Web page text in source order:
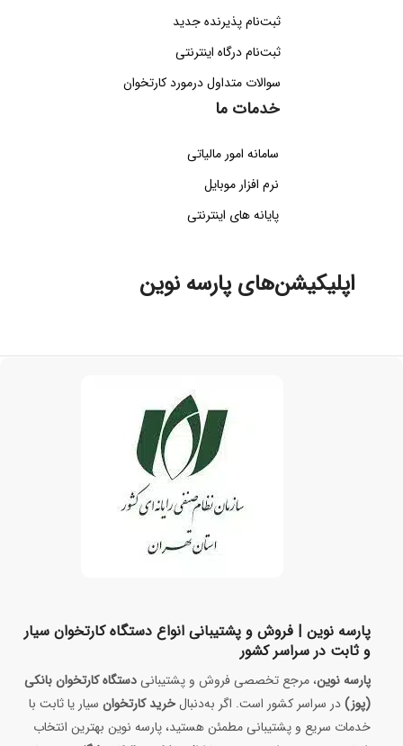
ثبت‌نام پذیرنده جدید
ثبت‌نام درگاه اینترنتی
سوالات متداول درمورد کارتخوان
خدمات ما
سامانه امور مالیاتی
نرم افزار موبایل
پایانه های اینترنتی
اپلیکیشن‌های پارسه نوین
پارسه نوین | فروش و پشتیبانی انواع دستگاه کارتخوان سیار
و ثابت در سراسر کشور
پارسه نوین، مرجع تخصصی فروش و پشتیبانیدستگاه کارتخوان بانکی
(پوز)در سراسر کشور است. اگر به‌دنبالخرید کارتخوان سیار یا ثابت با
خدمات سریع و پشتیبانی مطمئن هستید، پارسه نوین بهترین انتخاب